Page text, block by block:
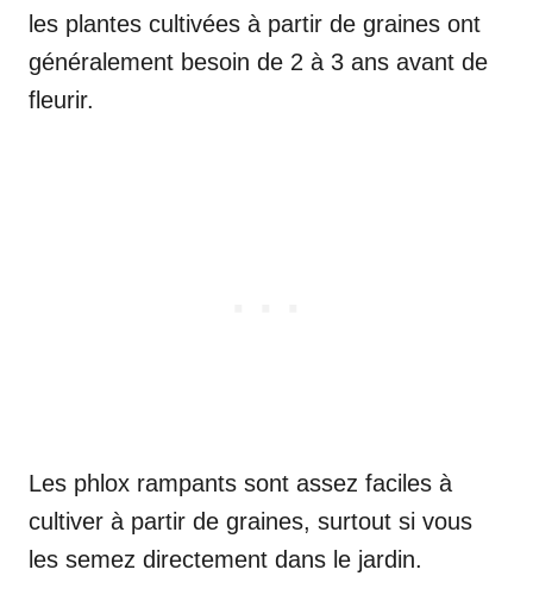
les plantes cultivées à partir de graines ont
généralement besoin de 2 à 3 ans avant de
fleurir.
Les phlox rampants sont assez faciles à
cultiver à partir de graines, surtout si vous
les semez directement dans le jardin.